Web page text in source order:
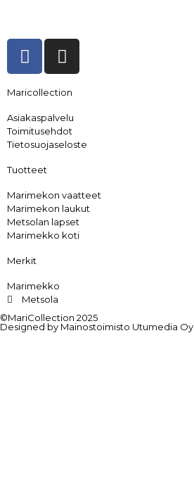
Maricollection
Asiakaspalvelu
Toimitusehdot
Tietosuojaseloste
Tuotteet
Marimekon vaatteet
Marimekon laukut
Metsolan lapset
Marimekko koti
Merkit
Marimekko
Metsola
©MariCollection 2025
Designed by Mainostoimisto Utumedia Oy